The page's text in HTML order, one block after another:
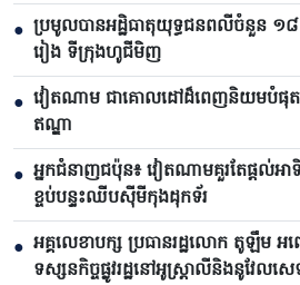
● ប្រមូលបានអដ្ឋិធាតុយុទ្ធជនពលីចំនួន ១៨
រៀង ទីក្រុងហូជីមិញ
● វៀតណាម ជាគោលដៅដ៏ពេញនិយមបំផុត
ឥណ្ឌា
● អ្នកជំនាញជប៉ុន៖ វៀតណាមគួរតែផ្តល់អ
ខ្ចប់បន្ទះឈីបស៊ីមីកុងដុកទ័រ
● អគ្គលេខាបក្ស ប្រធានរដ្ឋលោក តូឡឹម
ទស្សនកិច្ចផ្លូវរដ្ឋនៅអូស្ត្រាលីនិងនូវែលស